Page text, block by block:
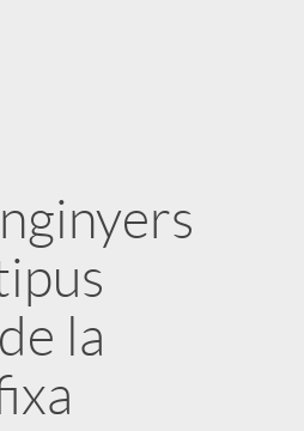
la